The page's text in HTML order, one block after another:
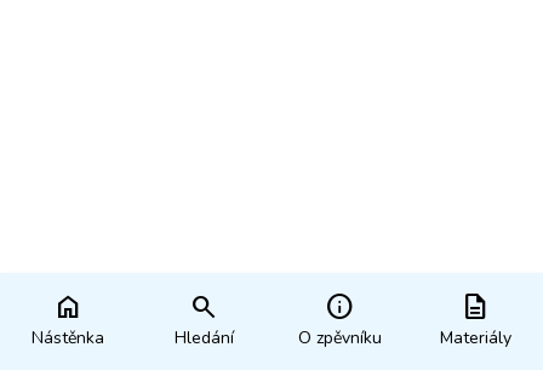
home
Nástěnka
search
Hledání
info
O zpěvníku
description
Materiály